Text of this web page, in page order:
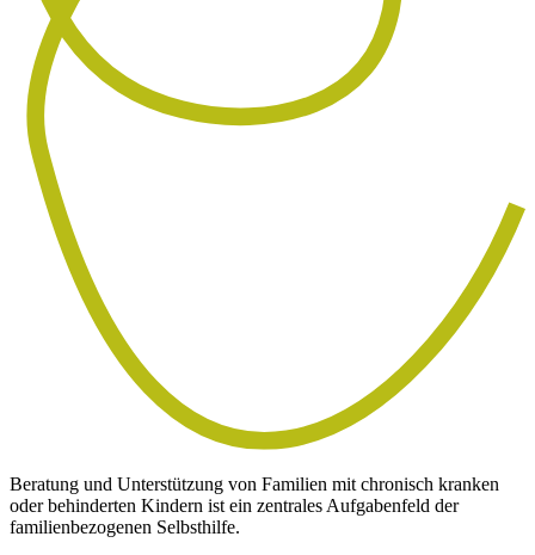
Beratung und Unterstützung von Familien mit chronisch kranken
oder behinderten Kindern ist ein zentrales Aufgabenfeld der
familienbezogenen Selbsthilfe.